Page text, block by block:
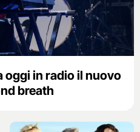
oggi in radio il nuovo
breath